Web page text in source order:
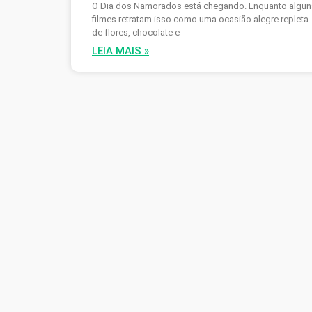
O Dia dos Namorados está chegando. Enquanto
filmes retratam isso como uma ocasião alegre repleta
de flores, chocolate e
LEIA MAIS »